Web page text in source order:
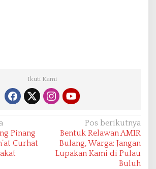
Ikuti Kami
Pinang
Curhat
Pos berikutnya
Bentuk Relawan AMIR
Bulang, Warga: Jangan
Lupakan Kami di Pulau
Buluh